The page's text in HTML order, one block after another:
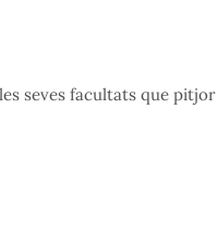
seves facultats que pitjor